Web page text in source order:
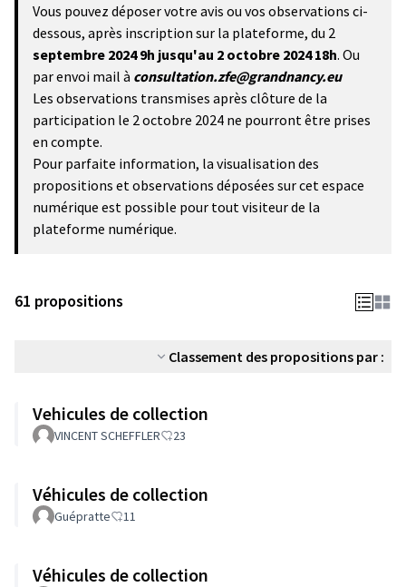
Vous pouvez déposer votre avis ou vos observations ci-
dessous, après inscription sur la plateforme, du 2
septembre 2024 9h jusqu'au 2 octobre 2024 18h. Ou
par envoi mail à consultation.zfe@grandnancy.eu
Les observations transmises après clôture de la
participation le 2 octobre 2024 ne pourront être prises
en compte.
Pour parfaite information, la visualisation des
propositions et observations déposées sur cet espace
numérique est possible pour tout visiteur de la
plateforme numérique.
61 propositions
Classement des propositions par :
Vehicules de collection
VINCENT SCHEFFLER 23
Véhicules de collection
Guépratte 11
Véhicules de collection